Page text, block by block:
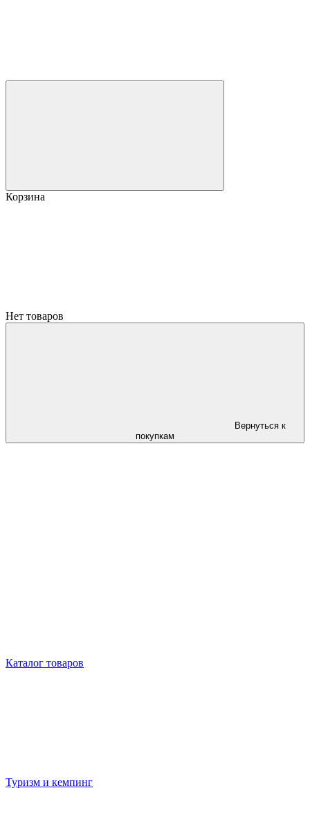
Корзина
Нет товаров
Вернуться к
покупкам
Каталог товаров
Туризм и кемпинг